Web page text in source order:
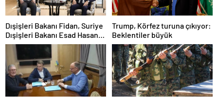
Dışişleri Bakanı Fidan, Suriye
Dışişleri Bakanı Esad Hasan
Şeybani ile görüştü
Trump, Körfez turuna çıkıyor:
Beklentiler büyük